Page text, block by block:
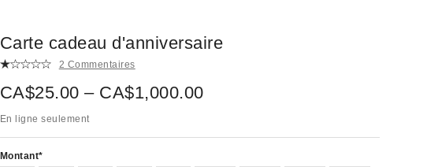
Carte cadeau d'anniversaire
2 Commentaires
CA$25.00 – CA$1,000.00
En ligne seulement
Montant